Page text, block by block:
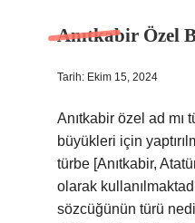
Anıtkabir Özel
Tarih: Ekim 15, 2024
Anıtkabir özel ad mı
büyükleri için
türbe [Anıtkabir,
olarak
sözcüğünün türü